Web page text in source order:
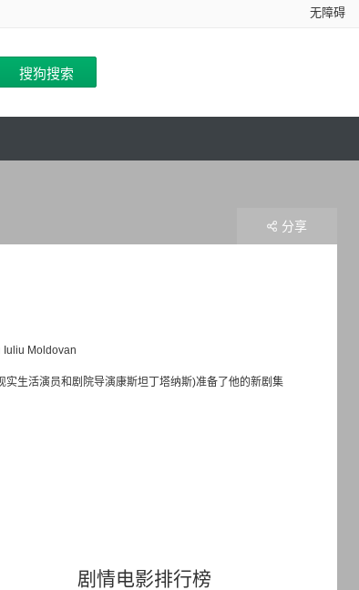
无障碍
Iuliu Moldovan
生活演员和剧院导演康斯坦丁塔纳斯)准备了他的新剧集
分享
剧情电影排行榜